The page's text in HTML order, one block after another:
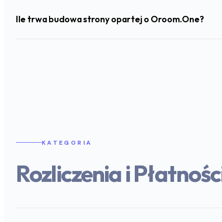
Ile trwa budowa strony opartej o Oroom.One?
KATEGORIA
Rozliczenia i